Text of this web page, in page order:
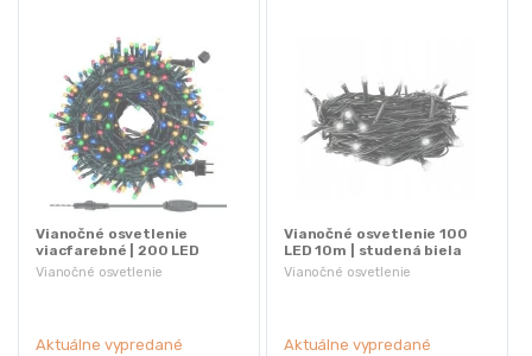
Vianočné osvetlenie
Vianočné osvetlenie
viacfarebné | 200 LED
21.6m
Aktuálne vypredané
Vianočné osvetlenie
Vianočné osvetlenie 100
LED 10m | studená biela
Aktuálne vypredané